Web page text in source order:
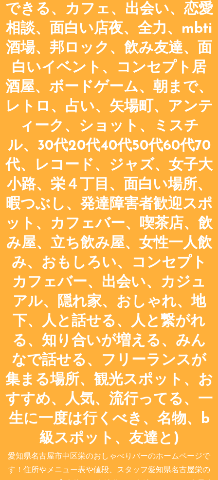
できる、カフェ、出会い、恋愛
相談、面白い店夜、全力、mbti
酒場、邦ロック、飲み友達、面
白いイベント、コンセプト居
酒屋、ボードゲーム、朝まで、
レトロ、占い、矢場町、アンテ
ィーク、ショット、ミスチ
ル、30代20代40代50代60代70
代、レコード、ジャズ、女子大
小路、栄４丁目、面白い場所、
暇つぶし、発達障害者歓迎スポ
ット、カフェバー、喫茶店、飲
み屋、立ち飲み屋、女性一人飲
み、おもしろい、コンセプト
カフェバー、出会い、カジュ
アル、隠れ家、おしゃれ、地
下、人と話せる、人と繋がれ
る、知り合いが増える、みん
なで話せる、フリーランスが
集まる場所、観光スポット、お
すすめ、人気、流行ってる、一
生に一度は行くべき、名物、b
級スポット、友達と)
愛知県名古屋市中区栄のおしゃべりバーのホームページで
す！住所やメニュー表や値段、スタッフ愛知県名古屋栄の